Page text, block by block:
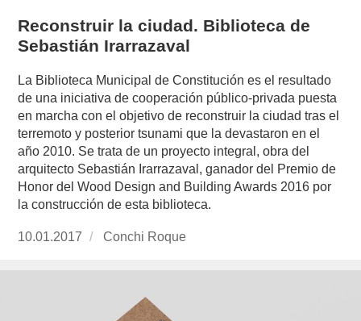
Reconstruir la ciudad. Biblioteca de
Sebastián Irarrazaval
La Biblioteca Municipal de Constitución es el resultado
de una iniciativa de cooperación público-privada puesta
en marcha con el objetivo de reconstruir la ciudad tras el
terremoto y posterior tsunami que la devastaron en el
año 2010. Se trata de un proyecto integral, obra del
arquitecto Sebastián Irarrazaval, ganador del Premio de
Honor del Wood Design and Building Awards 2016 por
la construcción de esta biblioteca.
Publicado
10.01.2017
https://www.experimenta.es/author/conchi-
Conchi Roque